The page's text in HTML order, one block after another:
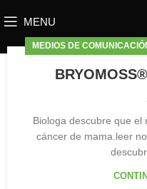
MENU
MEDIOS DE
Biologa descubre que
cáncer de mama.leer